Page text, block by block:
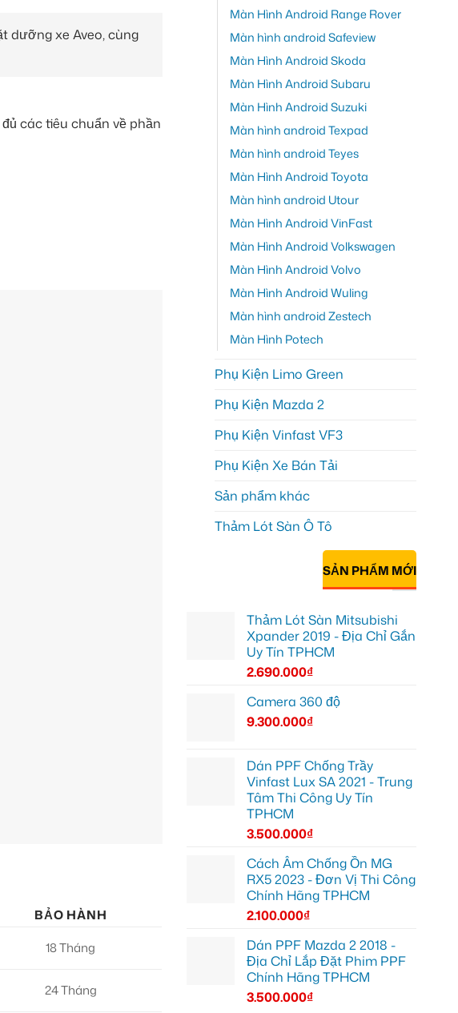
dưỡng xe Aveo, cùng
các tiêu chuẩn về phần
BẢO HÀNH
18 Tháng
24 Tháng
Màn Hình Android Range Rover
Màn hình android Safeview
Màn Hình Android Skoda
Màn Hình Android Subaru
Màn Hình Android Suzuki
Màn hình android Texpad
Màn hình android Teyes
Màn Hình Android Toyota
Màn hình android Utour
Màn Hình Android VinFast
Màn Hình Android Volkswagen
Màn Hình Android Volvo
Màn Hình Android Wuling
Màn hình android Zestech
Màn Hình Potech
Phụ Kiện Limo Green
Phụ Kiện Mazda 2
Phụ Kiện Vinfast VF3
Phụ Kiện Xe Bán Tải
Sản phẩm khác
Thảm Lót Sàn Ô Tô
SẢN PHẨM MỚI
Thảm Lót Sàn Mitsubishi
Xpander 2019 - Địa Chỉ Gắn
Uy Tín TPHCM
2.690.000₫
Camera 360 độ
9.300.000₫
Dán PPF Chống Trầy
Vinfast Lux SA 2021 - Trung
Tâm Thi Công Uy Tín
TPHCM
3.500.000₫
Cách Âm Chống Ồn MG
RX5 2023 - Đơn Vị Thi Công
Chính Hãng TPHCM
2.100.000₫
Dán PPF Mazda 2 2018 -
Địa Chỉ Lắp Đặt Phim PPF
Chính Hãng TPHCM
3.500.000₫